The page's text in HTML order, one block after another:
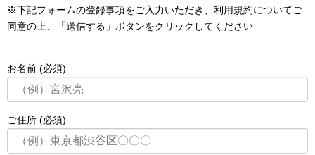
※下記フォームの登録事項をご入力いただき、利用規約についてご
同意の上、「送信する」ボタンをクリックしてください
お名前 (必須)
ご住所 (必須)